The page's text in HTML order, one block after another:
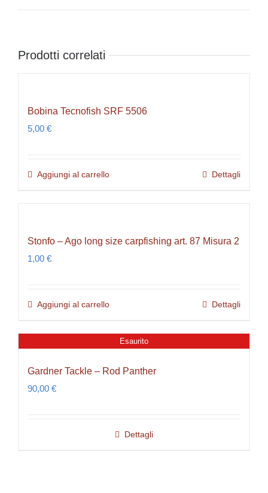
Prodotti correlati
Bobina Tecnofish SRF 5506
5,00 €
Aggiungi al carrello Dettagli
Stonfo – Ago long size carpfishing art. 87 Misura 2
1,00 €
Aggiungi al carrello Dettagli
Esaurito
Gardner Tackle – Rod Panther
90,00 €
Dettagli